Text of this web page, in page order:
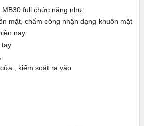
full chức năng như:
mặt, chấm công nhận dạng khuôn mặt
nay.
tay
kiểm soát ra vào